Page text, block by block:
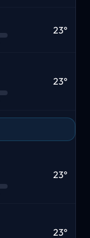
23°
23°
23°
23°